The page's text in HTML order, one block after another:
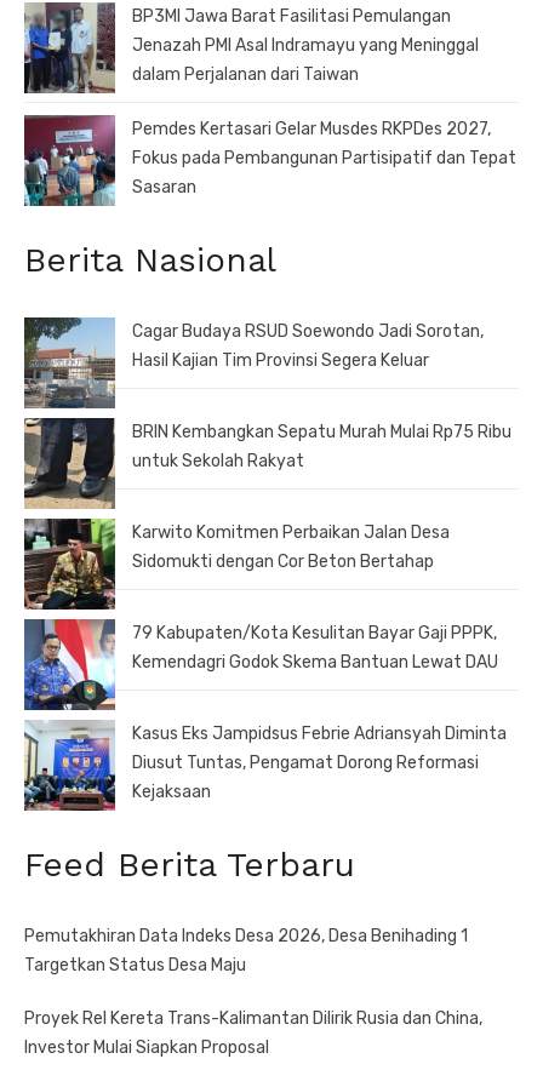
BP3MI Jawa Barat Fasilitasi Pemulangan
Jenazah PMI Asal Indramayu yang Meninggal
dalam Perjalanan dari Taiwan
Pemdes Kertasari Gelar Musdes RKPDes 2027,
Fokus pada Pembangunan Partisipatif dan Tepat
Sasaran
Berita Nasional
Cagar Budaya RSUD Soewondo Jadi Sorotan,
Hasil Kajian Tim Provinsi Segera Keluar
BRIN Kembangkan Sepatu Murah Mulai Rp75 Ribu
untuk Sekolah Rakyat
Karwito Komitmen Perbaikan Jalan Desa
Sidomukti dengan Cor Beton Bertahap
79 Kabupaten/Kota Kesulitan Bayar Gaji PPPK,
Kemendagri Godok Skema Bantuan Lewat DAU
Kasus Eks Jampidsus Febrie Adriansyah Diminta
Diusut Tuntas, Pengamat Dorong Reformasi
Kejaksaan
Feed Berita Terbaru
Pemutakhiran Data Indeks Desa 2026, Desa Benihading 1
Targetkan Status Desa Maju
Proyek Rel Kereta Trans-Kalimantan Dilirik Rusia dan China,
Investor Mulai Siapkan Proposal